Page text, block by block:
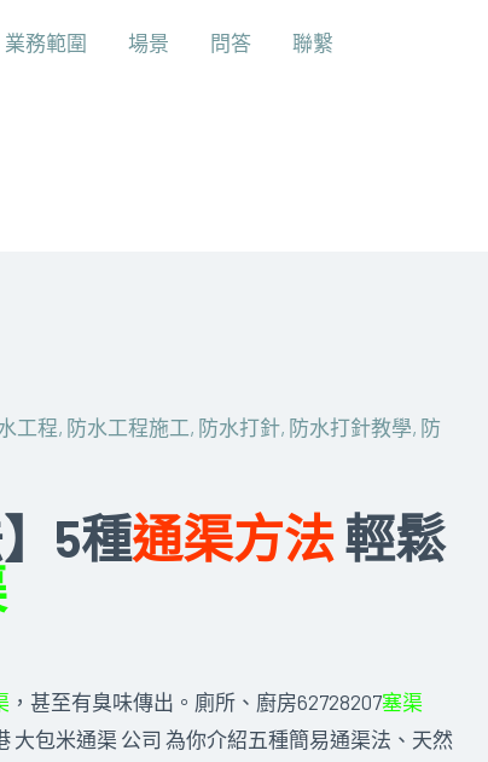
業務範圍 場景 問答 聯繫
工程, 防水工程施工, 防水打針, 防水打針教學, 防
5種通渠方法輕鬆
，甚至有臭味傳出。廁所、廚房62728207塞渠
包米通渠 公司 為你介紹五種簡易通渠法、天然